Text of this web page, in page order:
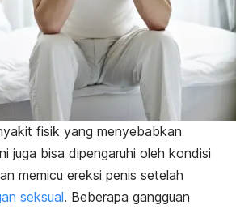
fisik yang menyebabkan
juga bisa dipengaruhi oleh kondisi
memicu ereksi penis setelah
seksual. Beberapa gangguan